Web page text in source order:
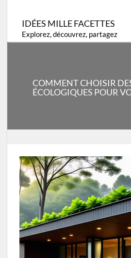
content
IDÉES MILLE FACETTES
Explorez, découvrez, partagez
COMMENT CHOISIR
ÉCOLOGIQUES POUR